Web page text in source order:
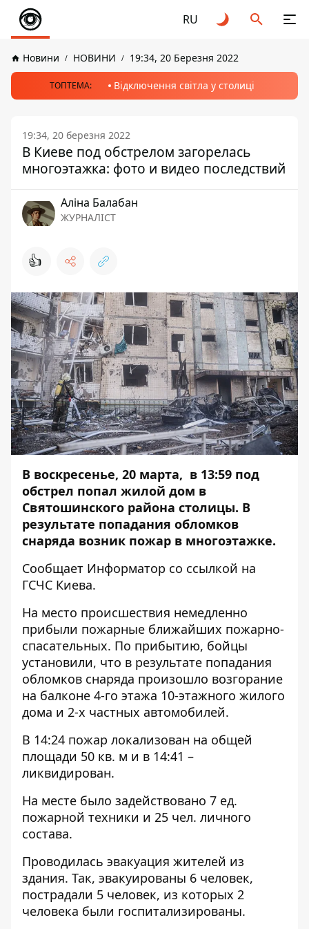
RU
Новини НОВИНИ 19:34, 20 Березня 2022
ТОПТЕМА: Відключення світла у столиці
19:34, 20 березня 2022
В Киеве под обстрелом загорелась
многоэтажка: фото и видео последствий
Аліна Балабан
ЖУРНАЛІСТ
👍
В воскресенье, 20 марта, в 13:59 под
обстрел попал жилой дом в
Святошинского района столицы. В
результате попадания обломков
снаряда возник пожар в многоэтажке.
Сообщает Информатор со ссылкой на
ГСЧС Киева.
На место происшествия немедленно
прибыли пожарные ближайших пожарно-
спасательных. По прибытию, бойцы
установили, что в результате попадания
обломков снаряда произошло возгорание
на балконе 4-го этажа 10-этажного жилого
дома и 2-х частных автомобилей.
В 14:24 пожар локализован на общей
площади 50 кв. м и в 14:41 –
ликвидирован.
На месте было задействовано 7 ед.
пожарной техники и 25 чел. личного
состава.
Проводилась эвакуация жителей из
здания. Так, эвакуированы 6 человек,
пострадали 5 человек, из которых 2
человека были госпитализированы.